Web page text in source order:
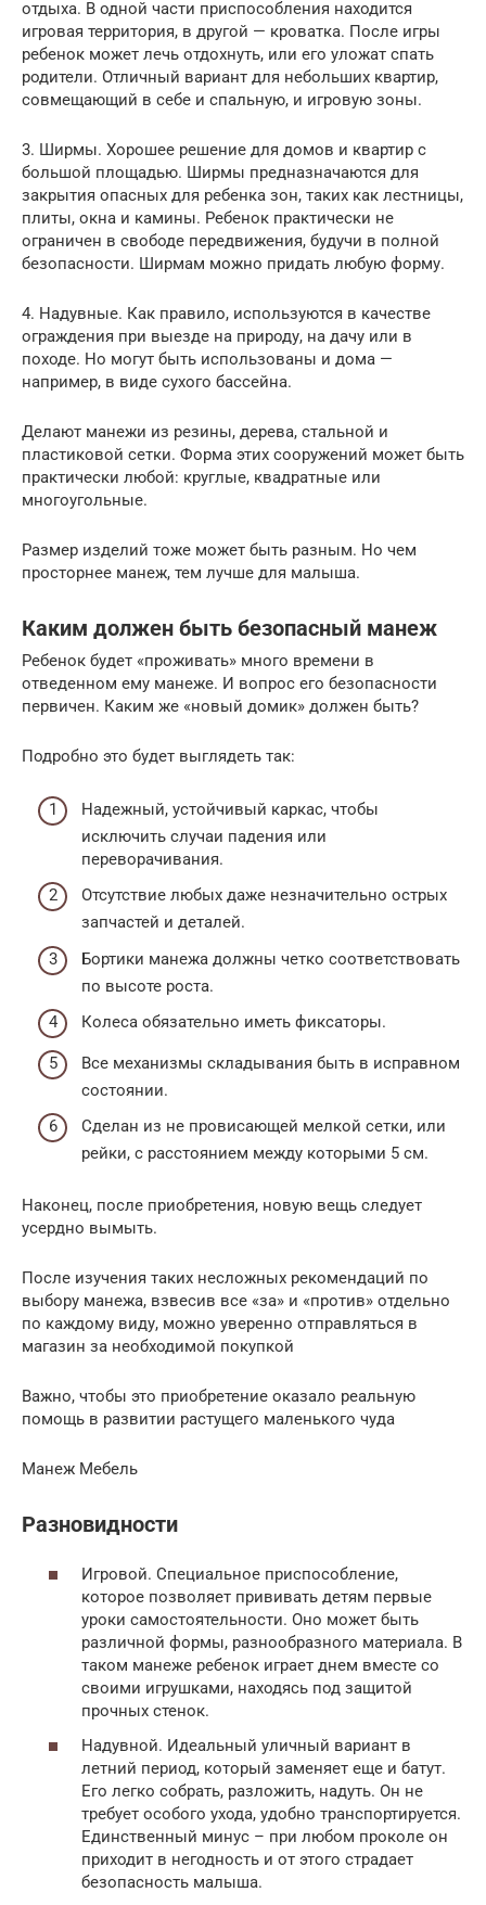
отдыха. В одной части приспособления находится
игровая территория, в другой — кроватка. После игры
ребенок может лечь отдохнуть, или его уложат спать
родители. Отличный вариант для небольших квартир,
совмещающий в себе и спальную, и игровую зоны.
3. Ширмы. Хорошее решение для домов и квартир с
большой площадью. Ширмы предназначаются для
закрытия опасных для ребенка зон, таких как лестницы,
плиты, окна и камины. Ребенок практически не
ограничен в свободе передвижения, будучи в полной
безопасности. Ширмам можно придать любую форму.
4. Надувные. Как правило, используются в качестве
ограждения при выезде на природу, на дачу или в
походе. Но могут быть использованы и дома —
например, в виде сухого бассейна.
Делают манежи из резины, дерева, стальной и
пластиковой сетки. Форма этих сооружений может быть
практически любой: круглые, квадратные или
многоугольные.
Размер изделий тоже может быть разным. Но чем
просторнее манеж, тем лучше для малыша.
Каким должен быть безопасный манеж
Ребенок будет «проживать» много времени в
отведенном ему манеже. И вопрос его безопасности
первичен. Каким же «новый домик» должен быть?
Подробно это будет выглядеть так:
Надежный, устойчивый каркас, чтобы
исключить случаи падения или
переворачивания.
Отсутствие любых даже незначительно острых
запчастей и деталей.
Бортики манежа должны четко соответствовать
по высоте роста.
Колеса обязательно иметь фиксаторы.
Все механизмы складывания быть в исправном
состоянии.
Сделан из не провисающей мелкой сетки, или
рейки, с расстоянием между которыми 5 см.
Наконец, после приобретения, новую вещь следует
усердно вымыть.
После изучения таких несложных рекомендаций по
выбору манежа, взвесив все «за» и «против» отдельно
по каждому виду, можно уверенно отправляться в
магазин за необходимой покупкой
Важно, чтобы это приобретение оказало реальную
помощь в развитии растущего маленького чуда
Манеж Мебель
Разновидности
Игровой. Специальное приспособление,
которое позволяет прививать детям первые
уроки самостоятельности. Оно может быть
различной формы, разнообразного материала. В
таком манеже ребенок играет днем вместе со
своими игрушками, находясь под защитой
прочных стенок.
Надувной. Идеальный уличный вариант в
летний период, который заменяет еще и батут.
Его легко собрать, разложить, надуть. Он не
требует особого ухода, удобно транспортируется.
Единственный минус – при любом проколе он
приходит в негодность и от этого страдает
безопасность малыша.